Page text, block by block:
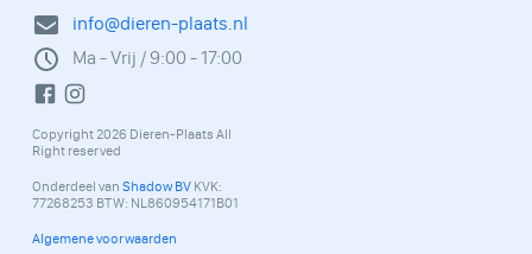
info@dieren-plaats.nl
Ma - Vrij / 9:00 - 17:00
Copyright 2026 Dieren-Plaats All
Right reserved
Onderdeel van Shadow BV KVK:
77268253 BTW: NL860954171B01
Algemene voorwaarden